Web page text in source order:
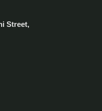
Street,